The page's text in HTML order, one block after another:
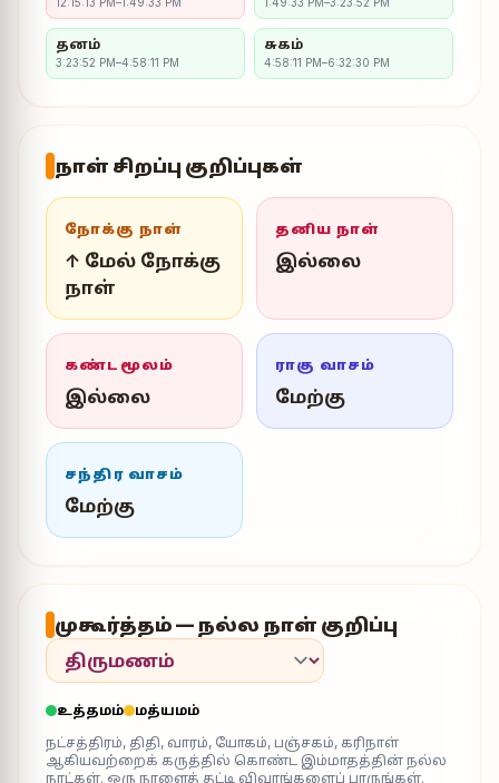
தனம்
3:23:52 PM–4:58:11 PM
சுகம்
4:58:11 PM–6:32:30 PM
நாள் சிறப்பு குறிப்புகள்
நோக்கு நாள்
↑ மேல் நோக்கு
நாள்
தனிய நாள்
இல்லை
கண்டமூலம்
இல்லை
ராகு வாசம்
மேற்கு
சந்திர வாசம்
மேற்கு
முகூர்த்தம் — நல்ல நாள் குறிப்பு
உத்தமம்
மத்யமம்
நட்சத்திரம், திதி, வாரம், யோகம், பஞ்சகம், கரிநாள்
ஆகியவற்றைக் கருத்தில் கொண்ட இம்மாதத்தின் நல்ல
நாட்கள். ஒரு நாளைத் தட்டி விவரங்களைப் பாருங்கள்.